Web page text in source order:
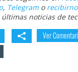
, Telegramo
noticias de
Ver